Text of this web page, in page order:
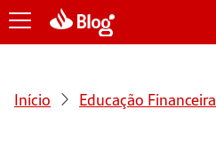
Início Educação Financeira